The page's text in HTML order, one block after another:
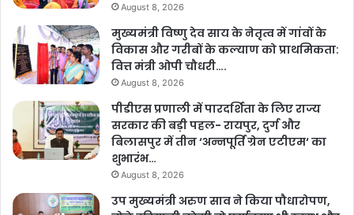
August 8, 2026
मुख्यमंत्री विष्णु देव साय के नेतृत्व में गांवों के
विकास और गरीबों के कल्याण को प्राथमिकता:
वित्त मंत्री ओपी चौधरी….
August 8, 2026
पीडीएस प्रणाली में पारदर्शिता के लिए राज्य
सरकार की बड़ी पहल- रायपुर, दुर्ग और
बिलासपुर में तीन ‘अन्नपूर्ति ग्रेन एटीएम‘ का
शुभारंभ…
August 8, 2026
उप मुख्यमंत्री अरुण साव ने किया पौधारोपण,